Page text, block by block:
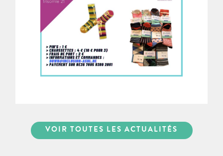
VOIR TOUTES LES ACTUALITÉS